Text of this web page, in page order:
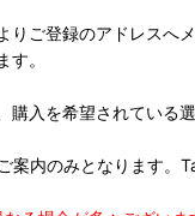
ご登録のアドレスへ
。
入を希望されている
内のみとなります